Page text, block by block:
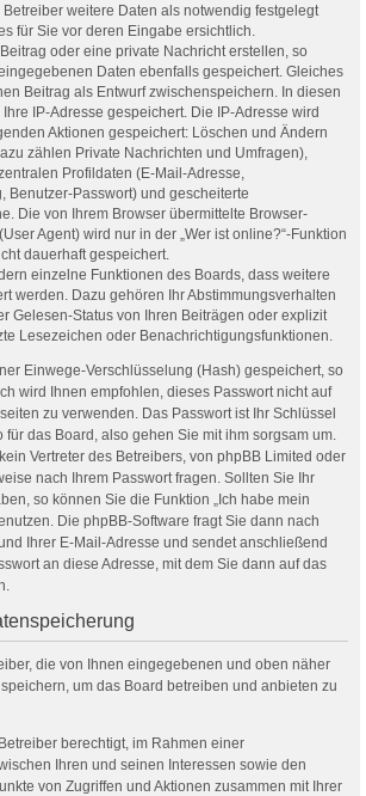
weitere Daten als notwendig festgelegt
für Sie vor deren Eingabe ersichtlich.
oder eine private Nachricht erstellen, so
Daten ebenfalls gespeichert. Gleiches
Beitrag als Entwurf zwischenspeichern. In diesen
IP-Adresse gespeichert. Die IP-Adresse wird
Aktionen gespeichert: Löschen und Ändern
zählen Private Nachrichten und Umfragen),
Profildaten (E-Mail-Adresse,
Benutzer-Passwort) und gescheiterte
Die von Ihrem Browser übermittelte Browser-
Agent) wird nur in der „Wer ist online?“-Funktion
dauerhaft gespeichert.
einzelne Funktionen des Boards, dass weitere
werden. Dazu gehören Ihr Abstimmungsverhalten
Gelesen-Status von Ihren Beiträgen oder explizit
Lesezeichen oder Benachrichtigungsfunktionen.
Einwege-Verschlüsselung (Hash) gespeichert, so
wird Ihnen empfohlen, dieses Passwort nicht auf
zu verwenden. Das Passwort ist Ihr Schlüssel
für das Board, also gehen Sie mit ihm sorgsam um.
Vertreter des Betreibers, von phpBB Limited oder
nach Ihrem Passwort fragen. Sollten Sie Ihr
so können Sie die Funktion „Ich habe mein
Die phpBB-Software fragt Sie dann nach
Ihrer E-Mail-Adresse und sendet anschließend
an diese Adresse, mit dem Sie dann auf das
die von Ihnen eingegebenen und oben näher
um das Board betreiben und anbieten zu
berechtigt, im Rahmen einer
Ihren und seinen Interessen sowie den
von Zugriffen und Aktionen zusammen mit Ihrer